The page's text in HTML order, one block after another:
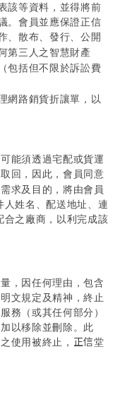
該等資料，並得將前
。會員並應保證正信
、散布、發行、公開
第三人之智慧財產
包括但不限於訴訟費
網路銷貨折讓單，以
能須透過宅配或貨運
回，因此，會員同意
求及目的，將由會員
姓名、配送地址、連
合之廠商，以利完成該
，因任何理由，包含
文規定及精神，終止
務（或其任何部分）
以移除並刪除。此
使用被終止， 正信堂